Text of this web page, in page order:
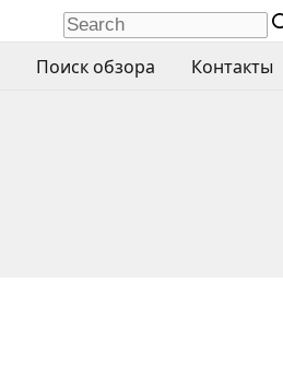
Поиск обзора Контакты